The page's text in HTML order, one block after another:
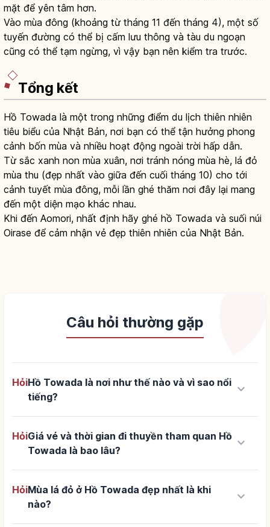
mặt để yên tâm hơn.
Vào mùa đông (khoảng từ tháng 11 đến tháng 4), một số
tuyến đường có thể bị cấm lưu thông và tàu du ngoạn
cũng có thể tạm ngừng, vì vậy bạn nên kiểm tra trước.
Tổng kết
Hồ Towada là một trong những điểm du lịch thiên nhiên
tiêu biểu của Nhật Bản, nơi bạn có thể tận hưởng phong
cảnh bốn mùa và nhiều hoạt động ngoài trời hấp dẫn.
Từ sắc xanh non mùa xuân, nơi tránh nóng mùa hè, lá đỏ
mùa thu (đẹp nhất vào giữa đến cuối tháng 10) cho tới
cảnh tuyết mùa đông, mỗi lần ghé thăm nơi đây lại mang
đến một diện mạo khác nhau.
Khi đến Aomori, nhất định hãy ghé hồ Towada và suối núi
Oirase để cảm nhận vẻ đẹp thiên nhiên của Nhật Bản.
Câu hỏi thường gặp
HỏiHồ Towada là nơi như thế nào và vì sao nổi
tiếng?
keyboard_arrow_down
HỏiGiá vé và thời gian đi thuyền tham quan Hồ
Towada là bao lâu?
keyboard_arrow_down
HỏiMùa lá đỏ ở Hồ Towada đẹp nhất là khi
nào?
keyboard_arrow_down